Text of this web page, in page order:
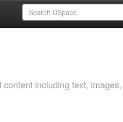
including text, images,